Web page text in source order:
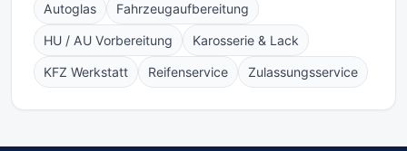
Autoglas Fahrzeugaufbereitung
HU / AU Vorbereitung Karosserie & Lack
KFZ Werkstatt Reifenservice Zulassungsservice